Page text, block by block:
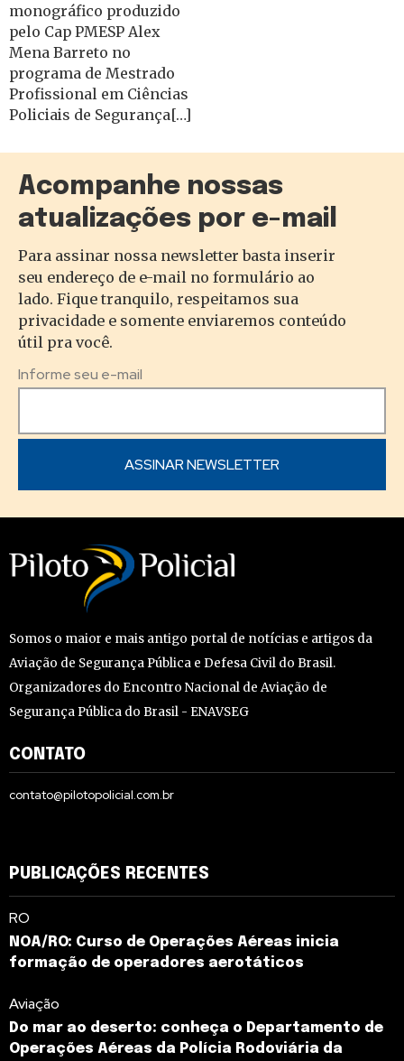
monográfico produzido
pelo Cap PMESP Alex
Mena Barreto no
programa de Mestrado
Profissional em Ciências
Policiais de Segurança[…]
Acompanhe nossas
atualizações por e-mail
Para assinar nossa newsletter basta inserir
seu endereço de e-mail no formulário ao
lado. Fique tranquilo, respeitamos sua
privacidade e somente enviaremos conteúdo
útil pra você.
Informe seu e-mail
Somos o maior e mais antigo portal de notícias e artigos da
Aviação de Segurança Pública e Defesa Civil do Brasil.
Organizadores do Encontro Nacional de Aviação de
Segurança Pública do Brasil - ENAVSEG
CONTATO
contato@pilotopolicial.com.br
PUBLICAÇÕES RECENTES
RO
NOA/RO: Curso de Operações Aéreas inicia
formação de operadores aerotáticos
Aviação
Do mar ao deserto: conheça o Departamento de
Operações Aéreas da Polícia Rodoviária da